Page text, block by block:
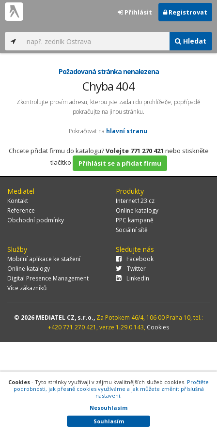
Hledat
Přihlásit Registrovat
Požadovaná stránka nenalezena
Chyba 404
Zkontrolujte prosím adresu, kterou jste zadali do prohlížeče, popřípadě
pokračujte na jinou stránku.
Pokračovat na hlavní stranu.
Chcete přidat firmu do katalogu?Volejte 771 270 421 nebo stiskněte
tlačítko
Přihlásit se a přidat firmu
Mediatel
Kontakt
Reference
Obchodní podmínky
Produkty
Internet123.cz
Online katalogy
PPC kampaně
Sociální sítě
Služby
Mobilní aplikace ke stažení
Online katalogy
Digital Presence Management
Více zákazníků
Sledujte nás
Facebook
Twitter
LinkedIn
© 2026 MEDIATEL CZ, s.r.o., Za Potokem 46/4, 106 00 Praha 10, tel.:
+420 771 270 421, verze 1.29.0.143, Cookies
Cookies - Tyto stránky využívají v zájmu kvalitnějších služeb cookies. Pročtěte
podrobnosti, jak přesně cookies využíváme a jak můžete změnit příslušná
nastavení.
Nesouhlasím
Souhlasím